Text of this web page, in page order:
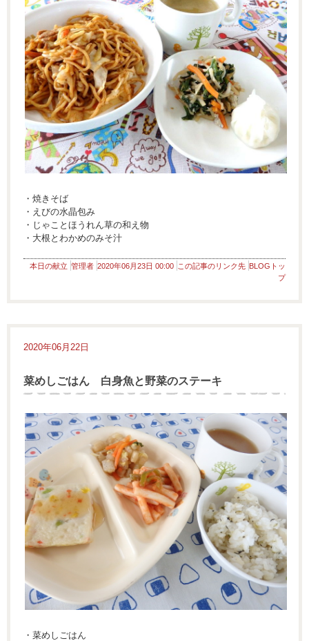
・焼きそば
・えびの水晶包み
・じゃことほうれん草の和え物
・大根とわかめのみそ汁
本日の献立 管理者 2020年06月23日 00:00 この記事のリンク先 BLOGトッ
プ
2020年06月22日
菜めしごはん 白身魚と野菜のステーキ
・菜めしごはん